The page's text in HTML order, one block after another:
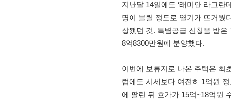
지난달 14일에도 ‘래미안 라그란
명이 몰릴 정도로 열기가 뜨거웠
상됐던 것. 특별공급 신청을 받은
8억8300만원에 분양했다.
이번에 보류지로 나온 주택은 최
럼에도 시세보다 여전히 1억원
에 팔린 뒤 호가가 15억~18억원